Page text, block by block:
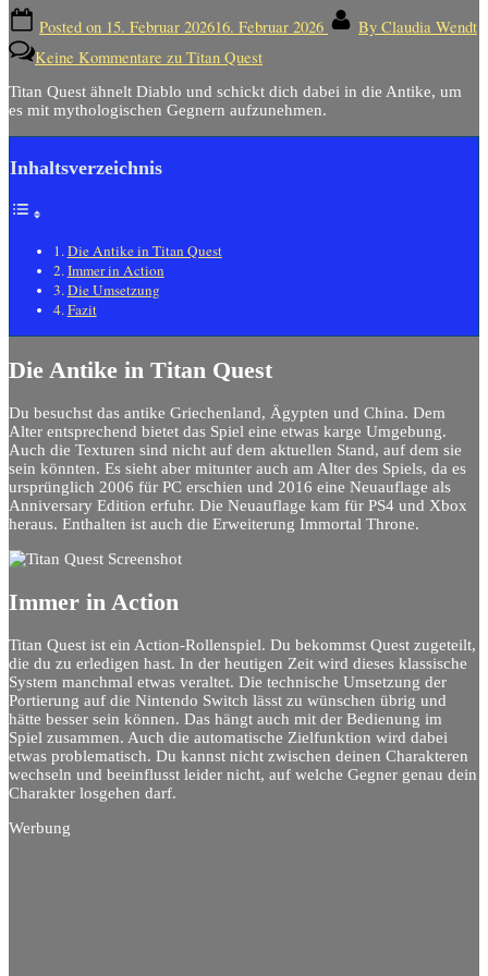
Posted on 15. Februar 202616. Februar 2026 By Claudia Wendt
Keine Kommentare zu Titan Quest
Titan Quest ähnelt Diablo und schickt dich dabei in die Antike, um
es mit mythologischen Gegnern aufzunehmen.
Inhaltsverzeichnis
Die Antike in Titan Quest
Immer in Action
Die Umsetzung
Fazit
Die Antike in Titan Quest
Du besuchst das antike Griechenland, Ägypten und China. Dem
Alter entsprechend bietet das Spiel eine etwas karge Umgebung.
Auch die Texturen sind nicht auf dem aktuellen Stand, auf dem sie
sein könnten. Es sieht aber mitunter auch am Alter des Spiels, da es
ursprünglich 2006 für PC erschien und 2016 eine Neuauflage als
Anniversary Edition erfuhr. Die Neuauflage kam für PS4 und Xbox
heraus. Enthalten ist auch die Erweiterung Immortal Throne.
Immer in Action
Titan Quest ist ein Action-Rollenspiel. Du bekommst Quest zugeteilt,
die du zu erledigen hast. In der heutigen Zeit wird dieses klassische
System manchmal etwas veraltet. Die technische Umsetzung der
Portierung auf die Nintendo Switch lässt zu wünschen übrig und
hätte besser sein können. Das hängt auch mit der Bedienung im
Spiel zusammen. Auch die automatische Zielfunktion wird dabei
etwas problematisch. Du kannst nicht zwischen deinen Charakteren
wechseln und beeinflusst leider nicht, auf welche Gegner genau dein
Charakter losgehen darf.
Werbung